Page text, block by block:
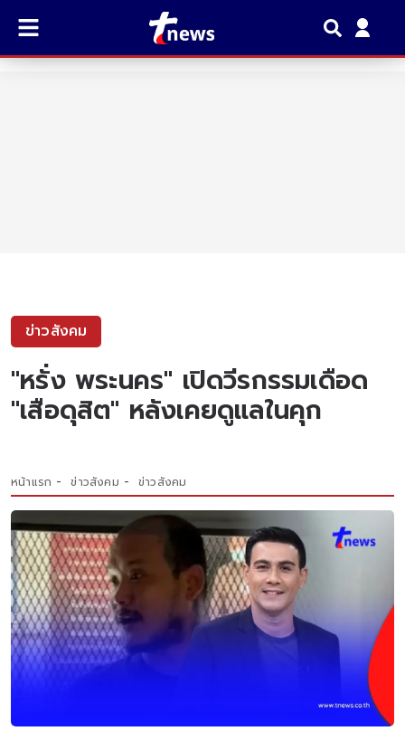
ข่าวสังคม
"หรั่ง พระนคร" เปิดวีรกรรมเดือด
"เสือดุสิต" หลังเคยดูแลในคุก
หน้าแรก ข่าวสังคม ข่าวสังคม